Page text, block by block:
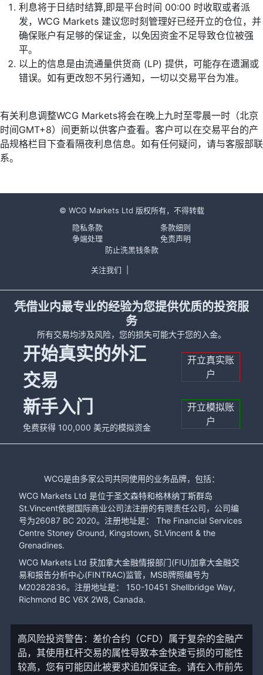
利息将于日结时结算,即是平台时间 00:00 时收取或者派
发，WCG Markets 建议您时刻管理好已经开立的仓位，并
确保账户有足够的保证金，以免因资金不足导致仓位被强
平。
以上的信息是由流通量供货商 (LP) 提供，可能存在遗漏或
错误。如有更改恕不另行通知，一切以交易平台为准。
有关利息调整WCG Markets将会在晚上九时至零晨一时（北京
时间GMT+8）间更新以供客户查看。客户可以在交易平台的产
品规格栏目下查看隔夜利息信息。如有任何疑问，请与客服部联
系。
© WCG Markets Ltd 版权所有，不得转载
隐私条款
条款细则
争端处理
免责声明
防止洗黑钱条款
关注我们
凭借业内最专业的经验为您提供优质的投资服
务
所有交易均涉及风险，您的损失可能大于您的入金。
开始真实的外汇
交易
开立真实账
户
新手入门
免费获得 100,000 美元的模拟资金
开立模拟账
户
WCG是由多家公司共同使用的业务品牌，包括：
WCG Markets Ltd 是位于圣文森特和格林纳丁斯群岛
St.Vincent依据国际商业公司法注册的有限责任公司，公司编
号为26087 BC 2020。注册地址是： The Financial Services
Centre Stoney Ground, Kingstown, St.Vincent & the
Grenadines.
WCG Markets Ltd 获加拿大金融情报部门(FIU)加拿大金融交
易和报告分析中心(FINTRAC)监管，MSB牌照编号为
M20282836。注册地址是： 150-10451 Shellbridge Way,
Richmond BC V6X 2W8, Canada.
高风险投资警告：差价合约（CFD）属于复杂的金融产
品，其使用杠杆交易的属性导致本金快速亏损的可能性
较高，您有可能因此被要求追加保证金。请在入市前先